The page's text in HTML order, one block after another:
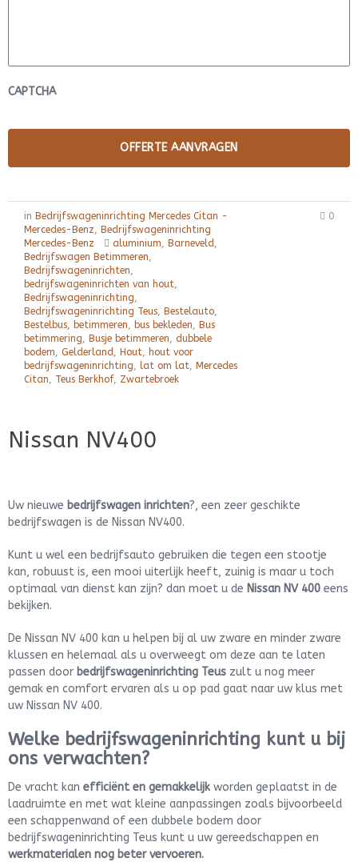
CAPTCHA
in Bedrijfswageninrichting Mercedes Citan -
Mercedes-Benz
Bedrijfswageninrichting
Mercedes-Benz
aluminium Barneveld
Bedrijfswagen Betimmeren
Bedrijfswageninrichten
bedrijfswageninrichten van hout
Bedrijfswageninrichting
Bedrijfswageninrichting Teus Bestelauto
Bestelbus
betimmeren bus bekleden
Bus
betimmering
Busje betimmeren
dubbele
bodem
Gelderland Hout
hout voor
bedrijfswageninrichting
lat om lat Mercedes
Citan
Teus Berkhof, Zwartebroek
0
Nissan NV400
Uw nieuwe bedrijfswagen inrichten?, een zeer geschikte
bedrijfswagen is de Nissan NV400.
Kunt u wel een bedrijfsauto gebruiken die tegen een stootje
kan, robuust is, een mooi uiterlijk heeft, zuinig is maar u toch
optimaal van dienst kan zijn? dan moet u de Nissan NV 400 eens
bekijken.
De Nissan NV 400 kan u helpen bij al uw zware en minder zware
klussen en helemaal als u overweegt om deze aan te laten
passen door bedrijfswageninrichting Teus zult u nog meer
gemak en comfort ervaren als u op pad gaat naar uw klus met
uw Nissan NV 400.
Welke bedrijfswageninrichting kunt u bij
ons verwachten?
De vracht kan efficiënt en gemakkelijk worden geplaatst in de
laadruimte en met wat kleine aanpassingen zoals bijvoorbeeld
een schappenwand of een dubbele bodem door
bedrijfswageninrichting Teus kunt u uw gereedschappen en
werkmaterialen nog beter vervoeren.